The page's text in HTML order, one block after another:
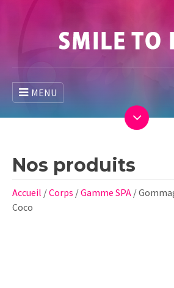
MENU
Nos produits
Accueil /Corps /Gamme SPA /
Coco